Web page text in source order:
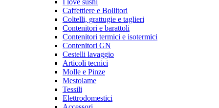
Caffettiere e Bollitori
Coltelli, grattugie e taglieri
Contenitori e barattoli
Contenitori termici e isotermici
Contenitori GN
Cestelli lavaggio
Articoli tecnici
Molle e Pinze
Mestolame
Tessili
Elettrodomestici